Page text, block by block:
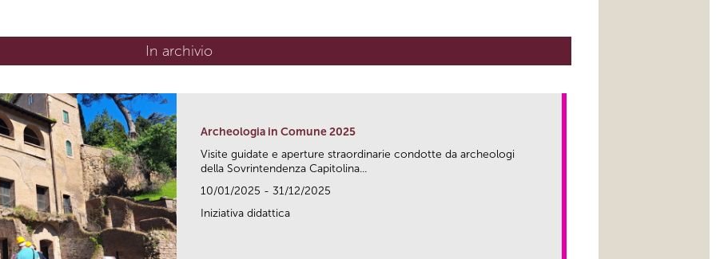
In archivio
Archeologia in Comune 2025
Visite guidate e aperture straordinarie condotte da archeologi
della Sovrintendenza Capitolina...
10/01/2025 - 31/12/2025
Iniziativa didattica